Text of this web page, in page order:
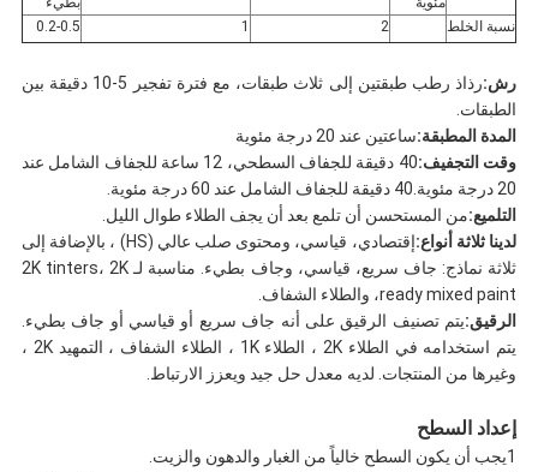
نسبة الخلط
2
1
0.2-0.5
رش:
رذاذ رطب طبقتين إلى ثلاث طبقات، مع فترة تفجير 5-10 دقيقة بين
الطبقات.
المدة المطبقة:ساعتين عند 20 درجة مئوية
وقت التجفيف:
40 دقيقة للجفاف السطحي، 12 ساعة للجفاف الشامل عند
20 درجة مئوية.40 دقيقة للجفاف الشامل عند 60 درجة مئوية.
التلميع:من المستحسن أن تلمع بعد أن يجف الطلاء طوال الليل.
لدينا ثلاثة أنواع:
إقتصادي، قياسي، ومحتوى صلب عالي (HS) ، بالإضافة إلى
ثلاثة نماذج: جاف سريع، قياسي، وجاف بطيء. مناسبة لـ 2K tinters، 2K
ready mixed paint، والطلاء الشفاف.
الرقيق:يتم تصنيف الرقيق على أنه جاف سريع أو قياسي أو جاف بطيء.
يتم استخدامه في الطلاء 2K ، الطلاء 1K ، الطلاء الشفاف ، التمهيد 2K ،
وغيرها من المنتجات. لديه معدل حل جيد ويعزز الارتباط.
إعداد السطح
1يجب أن يكون السطح خالياً من الغبار والدهون والزيت.